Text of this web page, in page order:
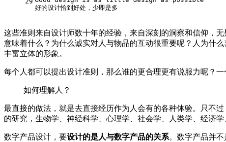
好的设计恰到好处，少即是多
这些准则来自设计师数十年的经验，来自深刻的洞察和信仰，
意味着什么？为什么诚实对人与物品的互动很重要呢？人为什
丰富立体的形象。
每个人都可以提出设计准则，那么谁的更合理更有说服力呢？
如何理解人？
最直接的做法，就是去直接经历作为人会有的各种体验。只不
的研究，生物学、神经科学、心理学、社会学、人类学、经济
数字产品设计，要设计的是人与数字产品的关系。数字产品并